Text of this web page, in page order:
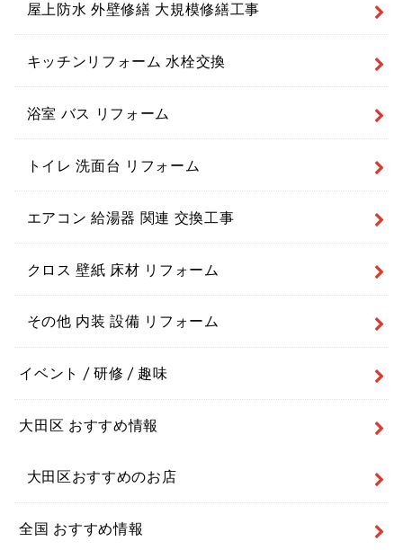
屋上防水 外壁修繕 大規模修繕工事
キッチンリフォーム 水栓交換
浴室 バス リフォーム
トイレ 洗面台 リフォーム
エアコン 給湯器 関連 交換工事
クロス 壁紙 床材 リフォーム
その他 内装 設備 リフォーム
イベント / 研修 / 趣味
大田区 おすすめ情報
大田区おすすめのお店
全国 おすすめ情報